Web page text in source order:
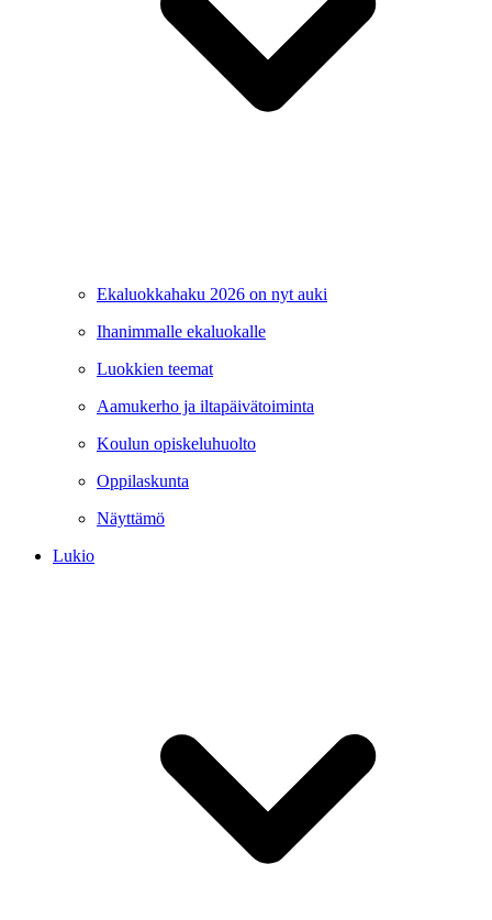
Ekaluokkahaku 2026 on nyt auki
Ihanimmalle ekaluokalle
Luokkien teemat
Aamukerho ja iltapäivätoiminta
Koulun opiskeluhuolto
Oppilaskunta
Näyttämö
Lukio